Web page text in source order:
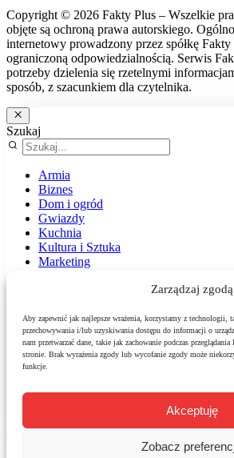
Zarządzaj zgodą
Aby zapewnić jak najlepsze wrażenia, korzystamy z
przechowywania i/lub uzyskiwania dostępu do informacji o
nam przetwarzać dane, takie jak zachowanie podczas
stronie. Brak wyrażenia zgody lub wycofanie zgody może
funkcje.
Akceptuję
Zobacz
Copyright © 2026 Fakty Plus – Wszelkie
objęte są ochroną prawa autorskiego.
internetowy prowadzony przez spółkę Fakty
ograniczoną odpowiedzialnością. Serwis
potrzeby dzielenia się rzetelnymi
sposób, z szacunkiem dla czytelnika.
Szukaj
Armia
Biznes
Dom i ogród
Gwiazdy
Kuchnia
Kultura i Sztuka
Marketing
Podróże
Polityka
Sport
Środowisko
Technologie